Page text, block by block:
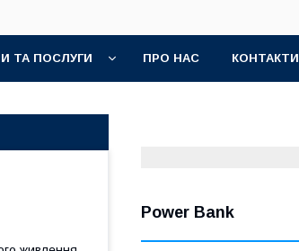
ТА ПОСЛУГИ ПРО НАС КОНТАКТИ
Power Bank